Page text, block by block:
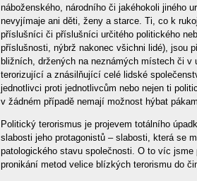
náboženského, národního či jakéhokoli jiného
nevyjímaje ani děti, ženy a starce. Ti, co k
příslušníci či příslušníci určitého politického
příslušnosti, nýbrž nakonec všichni lidé), jsou
bližních, držených na neznámých místech či
terorizující a znásilňující celé lidské
jednotlivci proti jednotlivcům nebo nejen ti
v žádném případě nemají možnost hýbat
Politický terorismus je projevem totálního
slabosti jeho protagonistů – slabosti, která se
patologického stavu společnosti. O to víc
pronikání metod velice blízkých terorismu do